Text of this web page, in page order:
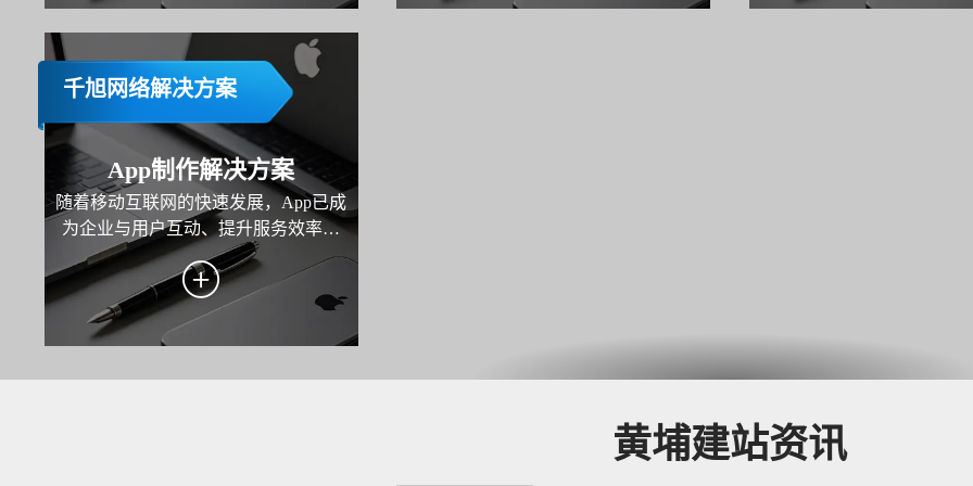
千旭网络解决方案
App制作解决方案
随着移动互联网的快速发展，App已成
为企业与用户互动、提升服务效率和
拓展市场的重要工具。本方案旨在为
企业打造一款高性能、用户体验优秀
且功能完善的移动应用，覆盖业务场
景需求，助力企业实现用户增长、服
黄埔建站资讯